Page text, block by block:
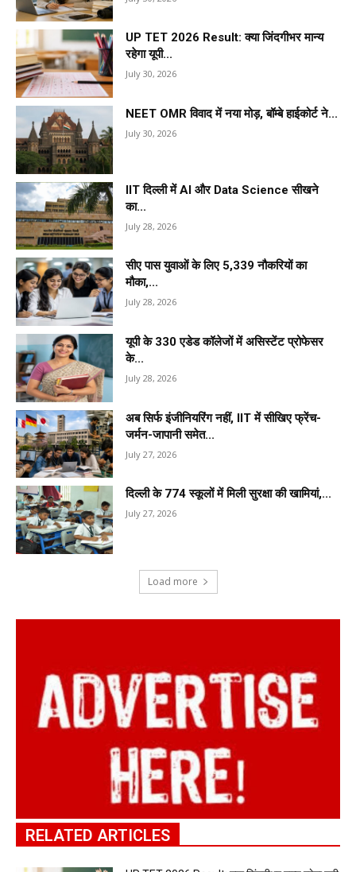
UP TET 2026 Result: क्या जिंदगीभर मान्य
रहेगा यूपी...
July 30, 2026
NEET OMR विवाद में नया मोड़, बॉम्बे हाईकोर्ट ने...
July 30, 2026
IIT दिल्ली में AI और Data Science सीखने
का...
July 28, 2026
सीए पास युवाओं के लिए 5,339 नौकरियों का
मौका,...
July 28, 2026
यूपी के 330 एडेड कॉलेजों में असिस्टेंट प्रोफेसर
के...
July 28, 2026
अब सिर्फ इंजीनियरिंग नहीं, IIT में सीखिए फ्रेंच-
जर्मन-जापानी समेत...
July 27, 2026
दिल्ली के 774 स्कूलों में मिली सुरक्षा की खामियां,...
July 27, 2026
Load more
RELATED ARTICLES